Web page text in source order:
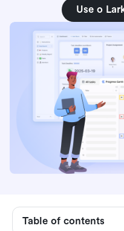
Use o
Table of contents
O que significa
Por que as equipes
eficaz